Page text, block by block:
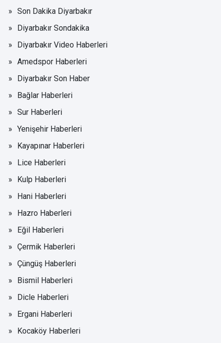
Son Dakika Diyarbakır
Diyarbakır Sondakika
Diyarbakır Video Haberleri
Amedspor Haberleri
Diyarbakır Son Haber
Bağlar Haberleri
Sur Haberleri
Yenişehir Haberleri
Kayapınar Haberleri
Lice Haberleri
Kulp Haberleri
Hani Haberleri
Hazro Haberleri
Eğil Haberleri
Çermik Haberleri
Çüngüş Haberleri
Bismil Haberleri
Dicle Haberleri
Ergani Haberleri
Kocaköy Haberleri